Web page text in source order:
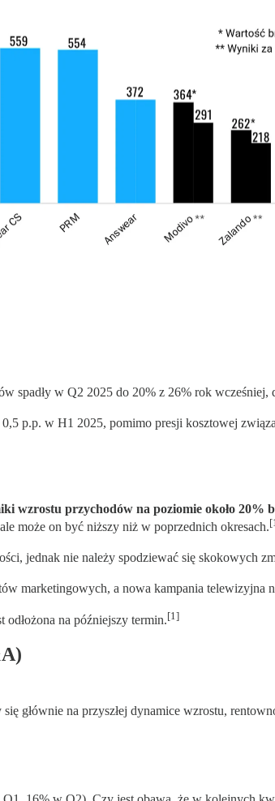
spadły w Q2 2025 do 20% z 26% rok
p.p. w H1 2025, pomimo presji kosztowej
wzrostu przychodów na poziomie około 20%
może on być niższy niż w poprzednich okresach.
jednak nie należy spodziewać się skokowych
marketingowych, a nowa kampania
na późniejszy termin.[1]
głównie na przyszłej dynamice wzrostu,